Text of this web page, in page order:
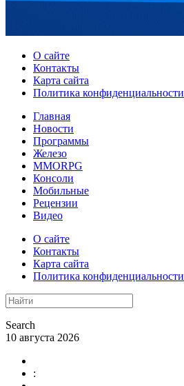
О сайте
Контакты
Карта сайта
Политика конфиденциальности
Главная
Новости
Программы
Железо
MMORPG
Консоли
Мобильные
Рецензии
Видео
О сайте
Контакты
Карта сайта
Политика конфиденциальности
Search
10 августа 2026
: